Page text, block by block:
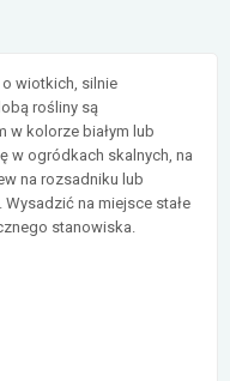
wiotkich, silnie
rośliny są
w kolorze białym lub
w ogródkach skalnych, na
na rozsadniku lub
na miejsce stałe
stanowiska.